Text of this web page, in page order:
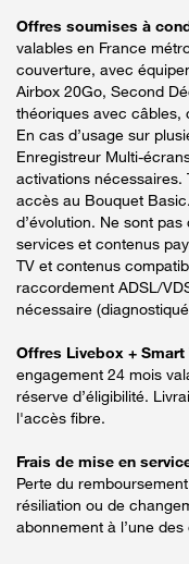
Offres soumises à
valables en France
couverture, avec
Airbox 20Go, Second
théoriques avec câbles,
En cas d’usage sur
Enregistreur Multi-
activations nécessaires.
accès au Bouquet
d’évolution. Ne sont
services et contenus
TV et contenus
raccordement ADSL/
nécessaire
Offres Livebox + Smart
engagement 24 mois
réserve d’éligibilité.
l'accès fibre.
Frais de mise en
Perte du
résiliation ou de
abonnement à l’une